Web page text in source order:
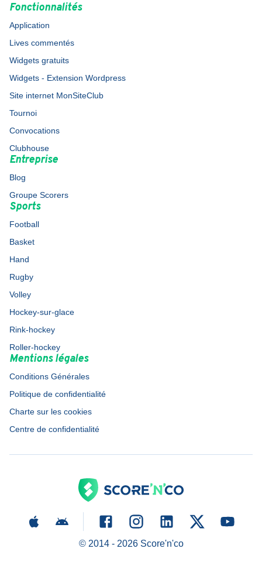
Fonctionnalités
Application
Lives commentés
Widgets gratuits
Widgets - Extension Wordpress
Site internet MonSiteClub
Tournoi
Convocations
Clubhouse
Entreprise
Blog
Groupe Scorers
Sports
Football
Basket
Hand
Rugby
Volley
Hockey-sur-glace
Rink-hockey
Roller-hockey
Mentions légales
Conditions Générales
Politique de confidentialité
Charte sur les cookies
Centre de confidentialité
© 2014 - 2026Score'n'co